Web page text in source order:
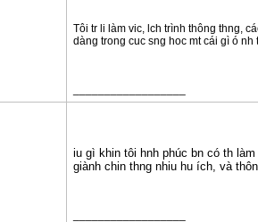
Tôi tr li làm vic, lch trình thông thng,
dàng trong cuc sng hoc mt cái gì ó nh
iu gì khin tôi hnh phúc bn có th
giành chin thng nhiu hu ích, và